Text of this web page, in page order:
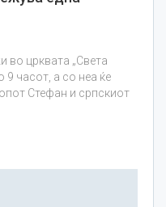
во црквата „Света
9 часот, а со неа ќе
Стефан и српскиот